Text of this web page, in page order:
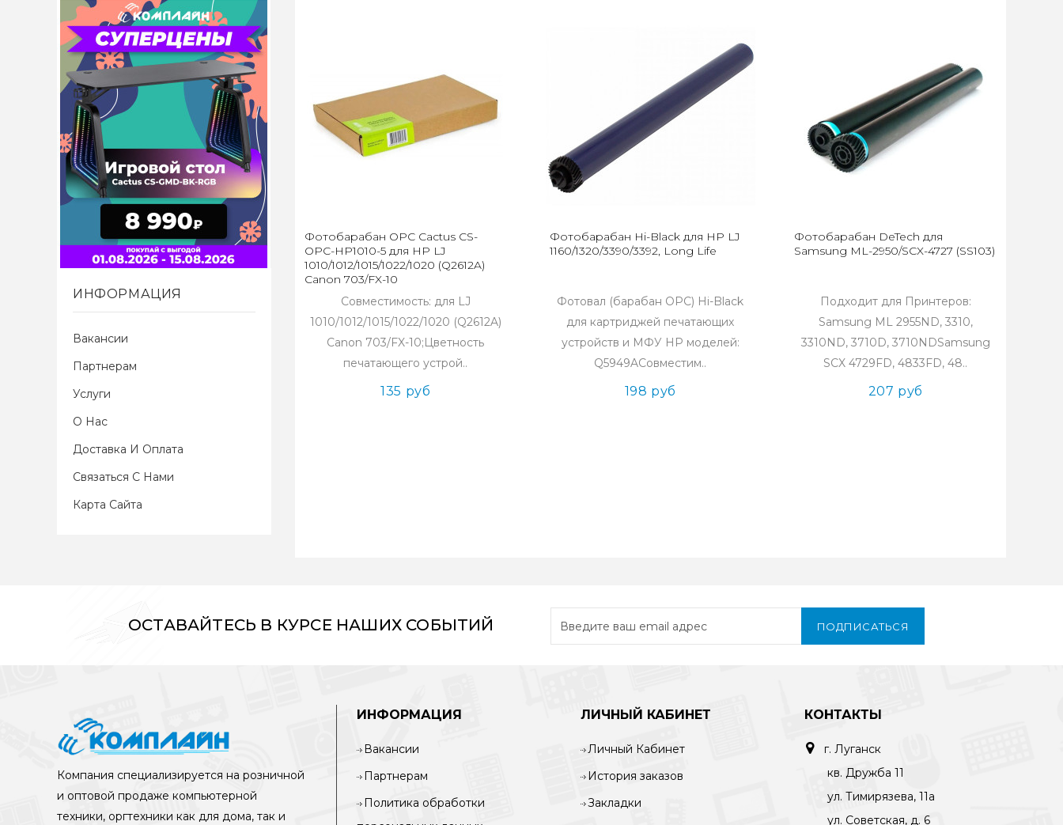
ИНФОРМАЦИЯ
Вакансии
Партнерам
Услуги
О Нас
Доставка И Оплата
Связаться С Нами
Карта Сайта
Фотобарабан OPC Cactus CS-
OPC-HP1010-5 для HP LJ
1010/1012/1015/1022/1020 (Q2612A)
Canon 703/FX-10
Совместимость: для LJ
1010/1012/1015/1022/1020 (Q2612A)
Canon 703/FX-10;Цветность
печатающего устрой..
135 руб
Фотобарабан Hi-Black для HP LJ
1160/1320/3390/3392, Long Life
Фотовал (барабан OPC) Hi-Black
для картриджей печатающих
устройств и МФУ HP моделей:
Q5949AСовместим..
198 руб
Фотобарабан DeTech для
Samsung ML-2950/SCX-4727 (SS103)
Подходит для Принтеров:
Samsung ML 2955ND, 3310,
3310ND, 3710D, 3710NDSamsung
SCX 4729FD, 4833FD, 48..
207 руб
ОСТАВАЙТЕСЬ В КУРСЕ НАШИХ СОБЫТИЙ ПОДПИСАТЬСЯ
Компания специализируется на розничной
и оптовой продаже компьютерной
техники, оргтехники как для дома, так и
ИНФОРМАЦИЯ
Вакансии
Партнерам
Политика обработки
ЛИЧНЫЙ КАБИНЕТ
Личный Кабинет
История заказов
Закладки
КОНТАКТЫ
г. Луганск
кв. Дружба 11
ул. Тимирязева, 11а
ул. Советская, д. 6